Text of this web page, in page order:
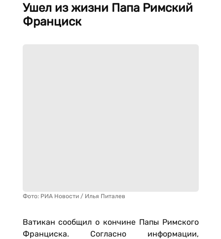
Ушел из жизни Папа Римский
Франциск
Фото: РИА Новости / Илья Питалев
Ватикан сообщил о кончине Папы Римского
Франциска. Согласно информации,